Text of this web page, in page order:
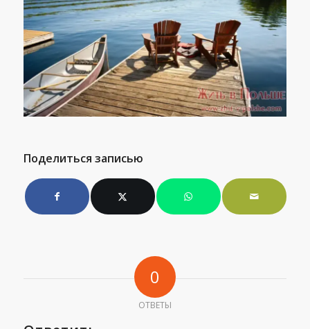
Поделиться записью
0
ОТВЕТЫ